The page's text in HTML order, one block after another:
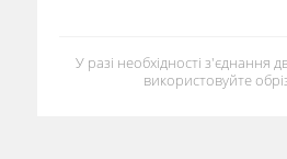
У разі необхідності з'єднання
використовуйте